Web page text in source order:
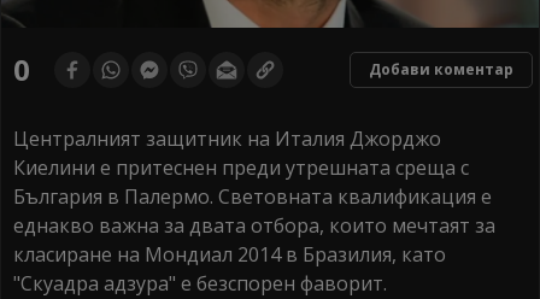
0 Добави коментар
Централният защитник на Италия Джорджо
Киелини е притеснен преди утрешната среща с
България в Палермо. Световната квалификация е
еднакво важна за двата отбора, които мечтаят за
класиране на Мондиал 2014 в Бразилия, като
"Скуадра адзура" е безспорен фаворит.